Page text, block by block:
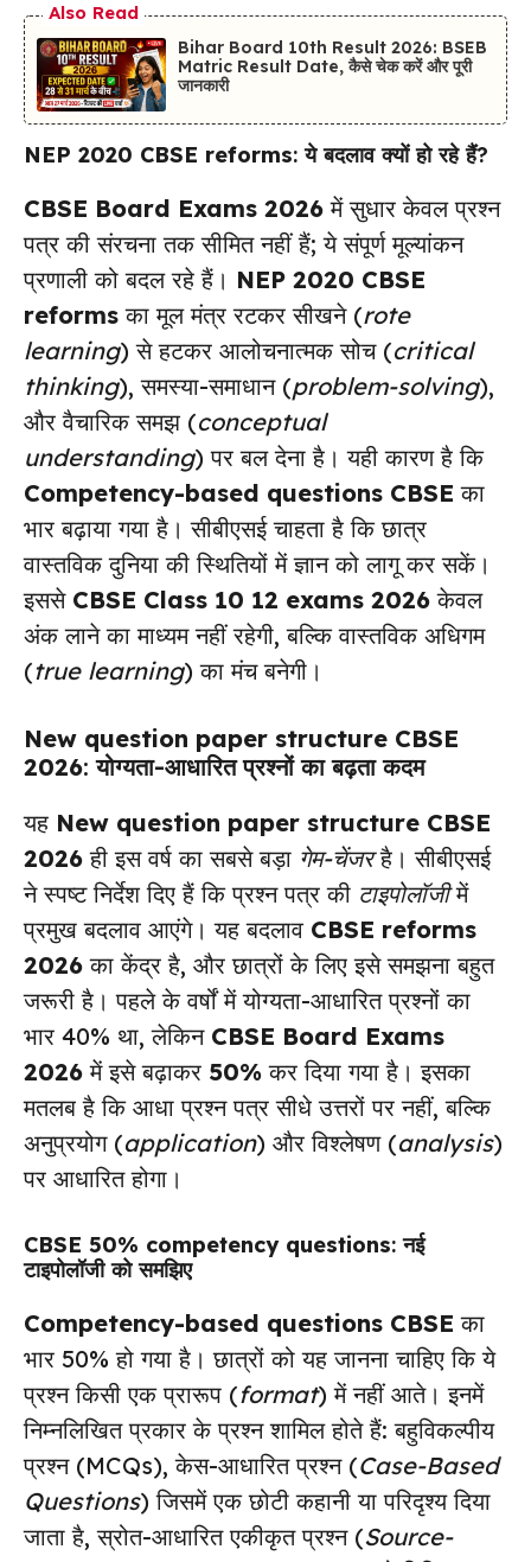
Also Read
Bihar Board 10th Result 2026: BSEB
Matric Result Date, कैसे चेक करें और पूरी
जानकारी
NEP 2020 CBSE reforms: ये बदलाव क्यों हो रहे हैं?
CBSE Board Exams 2026 में सुधार केवल प्रश्न
पत्र की संरचना तक सीमित नहीं हैं; ये संपूर्ण मूल्यांकन
प्रणाली को बदल रहे हैं। NEP 2020 CBSE
reforms का मूल मंत्र रटकर सीखने (rote
learning) से हटकर आलोचनात्मक सोच (critical
thinking), समस्या-समाधान (problem-solving),
और वैचारिक समझ (conceptual
understanding) पर बल देना है। यही कारण है कि
Competency-based questions CBSE का
भार बढ़ाया गया है। सीबीएसई चाहता है कि छात्र
वास्तविक दुनिया की स्थितियों में ज्ञान को लागू कर सकें।
इससे CBSE Class 10 12 exams 2026 केवल
अंक लाने का माध्यम नहीं रहेगी, बल्कि वास्तविक अधिगम
(true learning) का मंच बनेगी।
New question paper structure CBSE
2026: योग्यता-आधारित प्रश्नों का बढ़ता कदम
यह New question paper structure CBSE
2026 ही इस वर्ष का सबसे बड़ा गेम-चेंजरहै। सीबीएसई
ने स्पष्ट निर्देश दिए हैं कि प्रश्न पत्र की टाइपोलॉजीमें
प्रमुख बदलाव आएंगे। यह बदलाव CBSE reforms
2026 का केंद्र है, और छात्रों के लिए इसे समझना बहुत
जरूरी है। पहले के वर्षों में योग्यता-आधारित प्रश्नों का
भार 40% था, लेकिन CBSE Board Exams
2026 में इसे बढ़ाकर 50% कर दिया गया है। इसका
मतलब है कि आधा प्रश्न पत्र सीधे उत्तरों पर नहीं, बल्कि
अनुप्रयोग (application) और विश्लेषण (analysis)
पर आधारित होगा।
CBSE 50% competency questions: नई
टाइपोलॉजी को समझिए
Competency-based questions CBSE का
भार 50% हो गया है। छात्रों को यह जानना चाहिए कि ये
प्रश्न किसी एक प्रारूप (format) में नहीं आते। इनमें
निम्नलिखित प्रकार के प्रश्न शामिल होते हैं: बहुविकल्पीय
प्रश्न (MCQs), केस-आधारित प्रश्न (Case-Based
Questions) जिसमें एक छोटी कहानी या परिदृश्य दिया
जाता है, स्रोत-आधारित एकीकृत प्रश्न (Source-